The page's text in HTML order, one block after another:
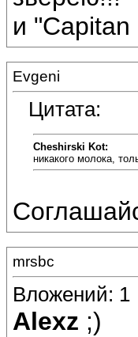
и
Evgeni
Цитата:
Cheshirski Kot:
никакого молока,
mrsbc
Вложений: 1
Alexz ;)